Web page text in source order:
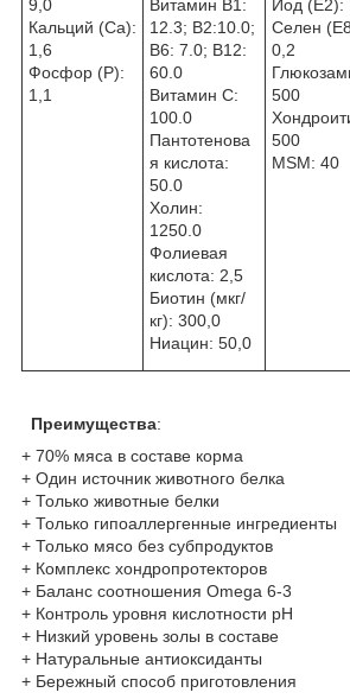
9,0
Кальций (Са):
1,6
Фосфор (P):
1,1
Витамин В1:
12.3; B2:10.0;
B6: 7.0; B12:
60.0
Витамин C:
100.0
Пантотенова
я кислота:
50.0
Холин:
1250.0
Фолиевая
кислота: 2,5
Биотин (мкг/
кг): 300,0
Ниацин: 50,0
Йод (E2):
Селен
0,2
500
500
MSM: 40
Преимущества:
+ 70% мяса в составе корма
+ Один источник животного белка
+ Только животные белки
+ Только гипоаллергенные ингредиенты
+ Только мясо без субпродуктов
+ Комплекс хондропротекторов
+ Баланс соотношения Omega 6-3
+ Контроль уровня кислотности рН
+ Низкий уровень золы в составе
+ Натуральные антиоксиданты
+ Бережный способ приготовления